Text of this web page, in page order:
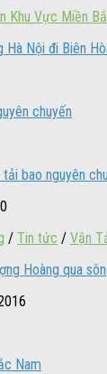
Khu Vực Miền
Hà Nội đi Biên
bao nguyên
/ Tin tức / Vận
Hoàng qua
Nam